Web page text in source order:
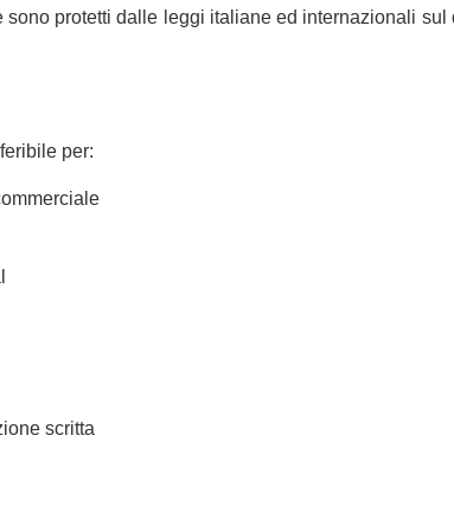
protetti dalle leggi italiane ed internazionali sul
per:
scritta